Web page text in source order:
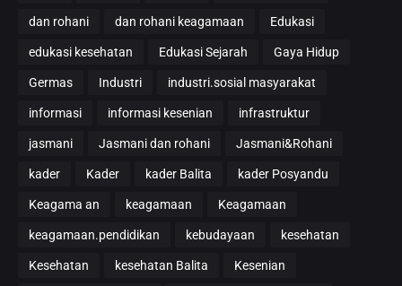
dan rohani dan rohani keagamaan Edukasi
edukasi kesehatan Edukasi Sejarah Gaya Hidup
Germas Industri industri.sosial masyarakat
informasi informasi kesenian infrastruktur
jasmani Jasmani dan rohani Jasmani&Rohani
kader Kader kader Balita kader Posyandu
Keagama an keagamaan Keagamaan
keagamaan.pendidikan kebudayaan kesehatan
Kesehatan kesehatan Balita Kesenian